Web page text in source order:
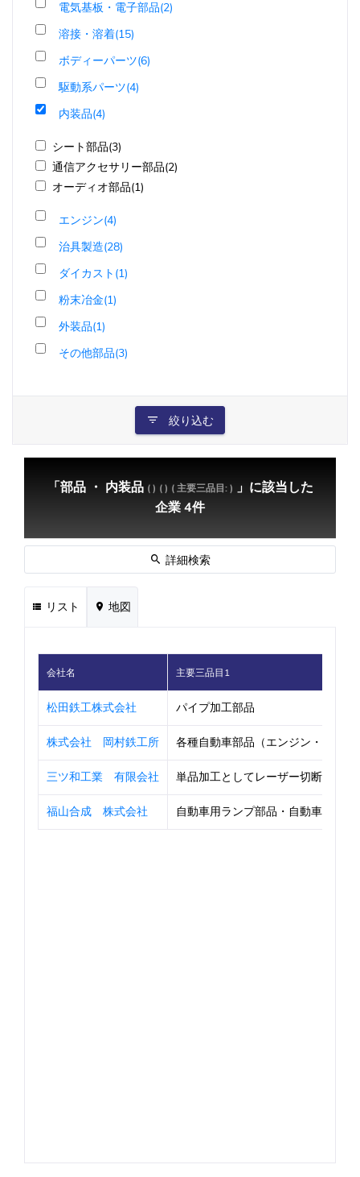
電気基板・電子部品(2)
溶接・溶着(15)
ボディーパーツ(6)
駆動系パーツ(4)
内装品(4)
シート部品(3)
通信アクセサリー部品(2)
オーディオ部品(1)
エンジン(4)
治具製造(28)
ダイカスト(1)
粉末冶金(1)
外装品(1)
その他部品(3)
絞り込む
「部品 ・ 内装品 ( ) ( ) ( 主要三品目: ) 」に該当した
企業 4件
詳細検索
リスト 地図
会社名 主要三品目1
松田鉄工株式会社 パイプ加工部品
株式会社 岡村鉄工所 各種自動車部品（エンジン・ＶＣＴ
三ツ和工業 有限会社 単品加工としてレーザー切断から曲
福山合成 株式会社 自動車用ランプ部品・自動車内外装